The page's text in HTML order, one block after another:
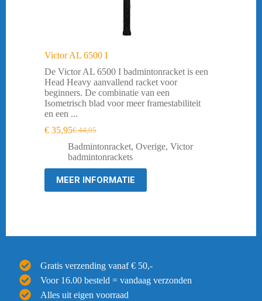
Victor AL 6500 I
De Victor AL 6500 I badmintonracket is een
Head Heavy aanvallend racket voor
beginners. De combinatie van een
Isometrisch blad voor meer framestabiliteit
en een ...
€44,95
Oorspronkelijke
prijs
was:
€ 44,95.
€ 35,95Huidige
prijs
is:
€ 35,95.
Badmintonracket, Overige, Victor
badmintonrackets
MEER INFORMATIE
Gratis verzending vanaf € 50,-
Voor 16.00 besteld = vandaag verzonden
Alles uit eigen voorraad